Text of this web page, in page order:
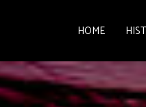
HOME